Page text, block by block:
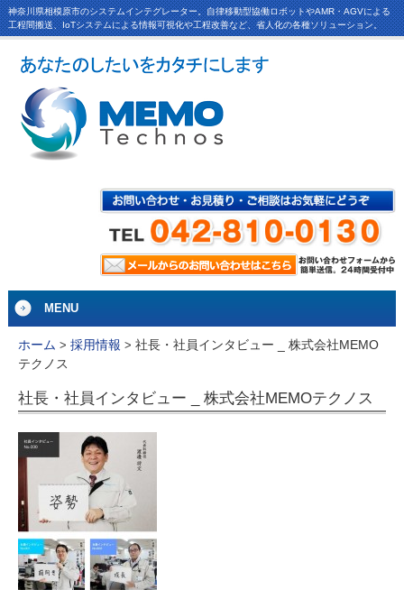
神奈川県相模原市のシステムインテグレーター。自律移動型協働ロボットやAMR・AGVによる
工程間搬送、IoTシステムによる情報可視化や工程改善など、省人化の各種ソリューション。
MENU
ホーム > 採用情報 > 社長・社員インタビュー _ 株式会社MEMO
テクノス
社長・社員インタビュー _ 株式会社MEMOテクノス